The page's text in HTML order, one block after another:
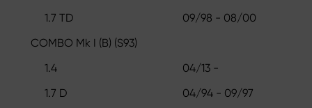
1.7 TD
09/98 - 08/00
COMBO Mk I (B) (S93)
1.4
04/13 -
1.7 D
04/94 - 09/97